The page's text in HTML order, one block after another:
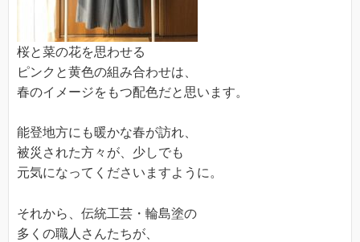
桜と菜の花を思わせる
ピンクと黄色の組み合わせは、
春のイメージをもつ配色だと思います。
能登地方にも暖かな春が訪れ、
被災された方々が、少しでも
元気になってくださいますように。
それから、伝統工芸・輪島塗の
多くの職人さんたちが、